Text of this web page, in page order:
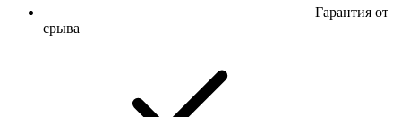
Гарантия от
срыва